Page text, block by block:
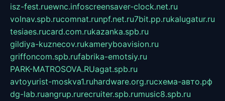
isz-fest.ruewnc.infoscreensaver-clock.net.ru
volnav.spb.rucomnat.runpf.net.ru7bit.pp.rukalugatur.ru
tesiaes.rucard.com.rukazanka.spb.ru
gildiya-kuznecov.rukameryboavision.ru
griffoncom.spb.rufabrika-emotsiy.ru
PARK-MATROSOVA.RUagat.spb.ru
avtoyurist-moskva1.ruhardware.org.ruсхема-авто.рф
dg-lab.ruangrup.rurecruiter.spb.rumusic8.spb.ru